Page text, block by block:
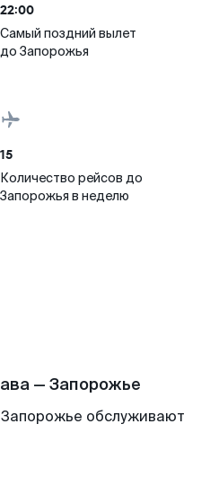
22:00
Самый поздний вылет
до Запорожья
15
Количество рейсов до
Запорожья в неделю
— Запорожье
обслуживают